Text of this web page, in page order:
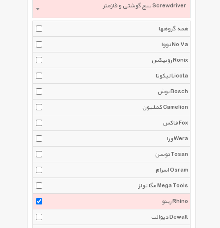
پیچ گوشتی و فازمتر Screwdriver
همه گروهها
نووا No Va
رونیکس Ronix
لیکوتا Licota
بوش Bosch
کملیون Camelion
فاکس Fox
ورا Wera
توسن Tosan
اسرام Osram
مگا تولز Mega Tools
رینو Rhino
دیوالت Dewalt